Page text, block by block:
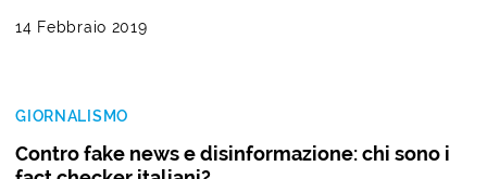
14 Febbraio 2019
GIORNALISMO
Contro fake news e disinformazione: chi sono i